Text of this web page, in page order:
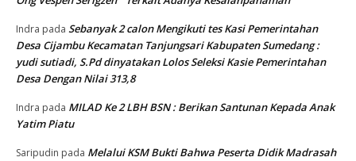
Indra pada Sebanyak 2 calon Mengikuti tes Kasi Pemerintahan
Desa Cijambu Kecamatan Tanjungsari Kabupaten Sumedang :
yudi sutiadi, S.Pd dinyatakan Lolos Seleksi Kasie Pemerintahan
Desa Dengan Nilai 313,8
Indra pada MILAD Ke 2 LBH BSN : Berikan Santunan Kepada Anak
Yatim Piatu
Saripudin pada Melalui KSM Bukti Bahwa Peserta Didik Madrasah